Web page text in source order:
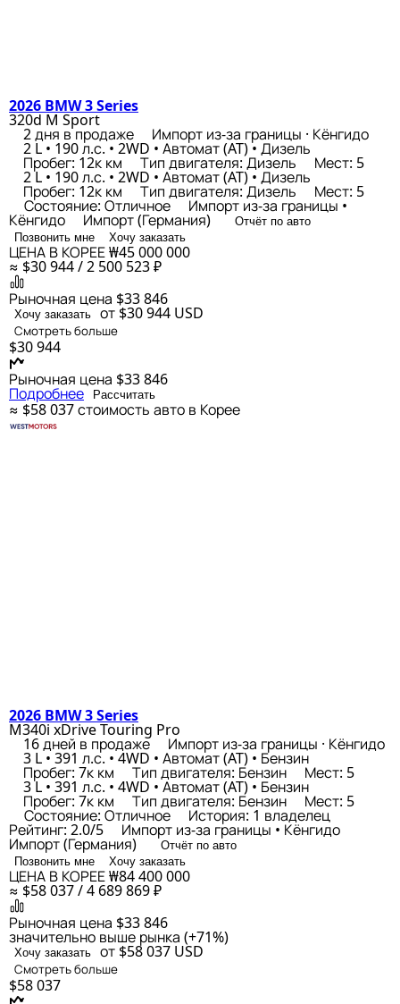
2026 BMW 3 Series
320d M Sport
2 дня в продаже Импорт из-за границы · Кёнгидо
2 L • 190 л.с. • 2WD • Автомат (AT) • Дизель
Пробег: 12к км Тип двигателя: Дизель Мест: 5
2 L • 190 л.с. • 2WD • Автомат (AT) • Дизель
Пробег: 12к км Тип двигателя: Дизель Мест: 5
Состояние: Отличное Импорт из-за границы •
Кёнгидо Импорт (Германия)
Отчёт по авто
Позвонить мне
Хочу заказать
ЦЕНА В КОРЕЕ₩45 000 000
≈ $30 944 / 2 500 523 ₽
Рыночная цена $33 846
Хочу заказать от $30 944 USD
Смотреть больше
$30 944
Рыночная цена $33 846
Подробнее Рассчитать
≈ $58 037стоимость авто в Корее
2026 BMW 3 Series
M340i xDrive Touring Pro
16 дней в продаже Импорт из-за границы · Кёнгидо
3 L • 391 л.с. • 4WD • Автомат (AT) • Бензин
Пробег: 7к км Тип двигателя: Бензин Мест: 5
3 L • 391 л.с. • 4WD • Автомат (AT) • Бензин
Пробег: 7к км Тип двигателя: Бензин Мест: 5
Состояние: Отличное История: 1 владелец
Рейтинг: 2.0/5 Импорт из-за границы • Кёнгидо
Импорт (Германия)
Отчёт по авто
Позвонить мне
Хочу заказать
ЦЕНА В КОРЕЕ₩84 400 000
≈ $58 037 / 4 689 869 ₽
Рыночная цена $33 846
значительно выше рынка (+71%)
Хочу заказать от $58 037 USD
Смотреть больше
$58 037